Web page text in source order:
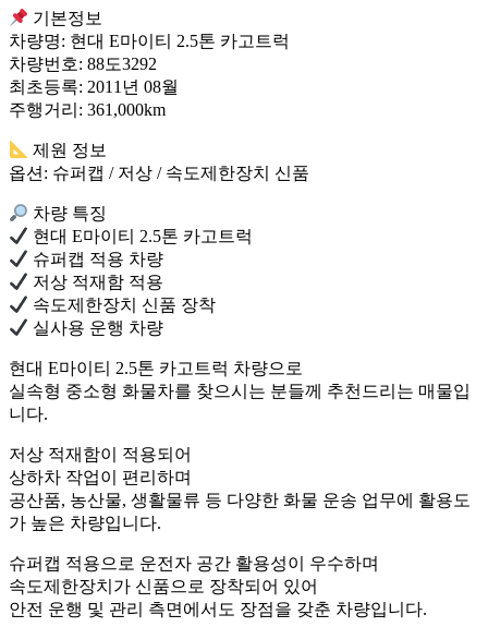
기본정보
차량명: 현대 E마이티 2.5톤 카고트럭
차량번호: 88도3292
최초등록: 2011년 08월
주행거리: 361,000km
제원 정보
옵션: 슈퍼캡 / 저상 / 속도제한장치 신품
차량 특징
현대 E마이티 2.5톤 카고트럭
슈퍼캡 적용 차량
저상 적재함 적용
속도제한장치 신품 장착
실사용 운행 차량
현대 E마이티 2.5톤 카고트럭 차량으로
실속형 중소형 화물차를 찾으시는 분들께 추천드리는 매물입
니다.
저상 적재함이 적용되어
상하차 작업이 편리하며
공산품, 농산물, 생활물류 등 다양한 화물 운송 업무에 활용도
가 높은 차량입니다.
슈퍼캡 적용으로 운전자 공간 활용성이 우수하며
속도제한장치가 신품으로 장착되어 있어
안전 운행 및 관리 측면에서도 장점을 갖춘 차량입니다.